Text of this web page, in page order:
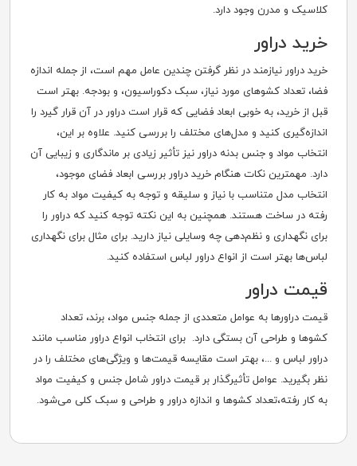
کلاسیک و مدرن وجود دارد.
خرید دراور
خرید دراور نیازمند در نظر گرفتن چندین عامل مهم است، از جمله اندازه
فضا، تعداد کشوهای مورد نیاز، سبک دکوراسیون، و بودجه. بهتر است
قبل از خرید، به خوبی ابعاد فضایی که قرار است دراور در آن قرار گیرد را
اندازه‌گیری کنید و مدل‌های مختلف را بررسی کنید. علاوه بر این،
انتخاب مواد و جنس بدنه دراور نیز تأثیر زیادی بر ماندگاری و زیبایی آن
دارد. مهمترین نکات هنگام خرید دراور بررسی ابعاد فضای موجود،
انتخاب مدل متناسب با نیاز و سلیقه و توجه به کیفیت مواد به کار
رفته در ساخت هستند. همچنین به این نکته توجه کنید که دراور را
برای نگهداری و نظم‌دهی چه وسایلی نیاز دارید. برای مثال برای نگهداری
لباس‌ها بهتر است از انواع دراور لباس استفاده کنید.
قیمت دراور
قیمت دراورها به عوامل متعددی از جمله جنس مواد، برند، تعداد
کشوها و طراحی آن بستگی دارد. برای انتخاب انواع دراور مناسب مانند
دراور لباس و ...، بهتر است مقایسه قیمت‌ها و ویژگی‌های مختلف را در
نظر بگیرید. عوامل تأثیرگذار بر قیمت دراور شامل جنس و کیفیت مواد
به کار رفته،‌تعداد کشوها و اندازه دراور و طراحی و سبک کلی می‌شود.